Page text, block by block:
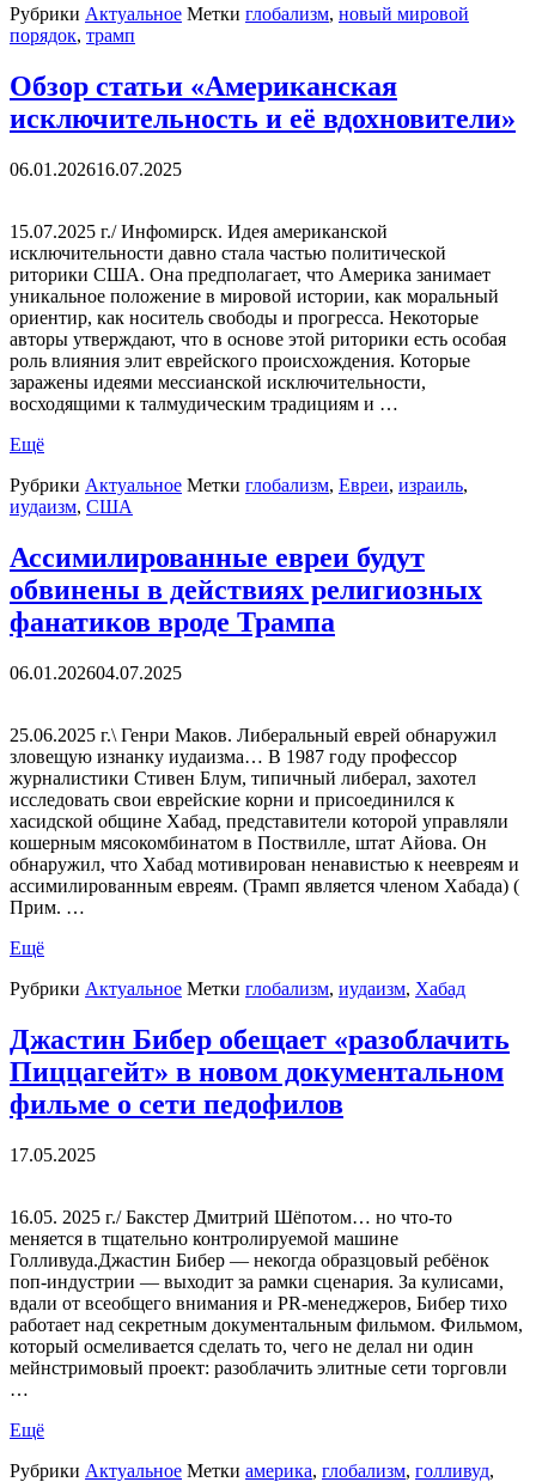
Рубрики Актуальное Метки глобализм, новый мировой
порядок, трамп
Обзор статьи «Американская
исключительность и её вдохновители»
06.01.202616.07.2025
15.07.2025 г./ Инфомирск. Идея американской
исключительности давно стала частью политической
риторики США. Она предполагает, что Америка занимает
уникальное положение в мировой истории, как моральный
ориентир, как носитель свободы и прогресса. Некоторые
авторы утверждают, что в основе этой риторики есть особая
роль влияния элит еврейского происхождения. Которые
заражены идеями мессианской исключительности,
восходящими к талмудическим традициям и …
Ещё
Рубрики Актуальное Метки глобализм, Евреи, израиль,
иудаизм, США
Ассимилированные евреи будут
обвинены в действиях религиозных
фанатиков вроде Трампа
06.01.202604.07.2025
25.06.2025 г.\ Генри Маков. Либеральный еврей обнаружил
зловещую изнанку иудаизма… В 1987 году профессор
журналистики Стивен Блум, типичный либерал, захотел
исследовать свои еврейские корни и присоединился к
хасидской общине Хабад, представители которой управляли
кошерным мясокомбинатом в Поствилле, штат Айова. Он
обнаружил, что Хабад мотивирован ненавистью к неевреям и
ассимилированным евреям. (Трамп является членом Хабада) (
Прим. …
Ещё
Рубрики Актуальное Метки глобализм, иудаизм, Хабад
Джастин Бибер обещает «разоблачить
Пиццагейт» в новом документальном
фильме о сети педофилов
17.05.2025
16.05. 2025 г./ Бакстер Дмитрий Шёпотом… но что-то
меняется в тщательно контролируемой машине
Голливуда.Джастин Бибер — некогда образцовый ребёнок
поп-индустрии — выходит за рамки сценария. За кулисами,
вдали от всеобщего внимания и PR-менеджеров, Бибер тихо
работает над секретным документальным фильмом. Фильмом,
который осмеливается сделать то, чего не делал ни один
мейнстримовый проект: разоблачить элитные сети торговли
…
Ещё
Рубрики Актуальное Метки америка, глобализм, голливуд,